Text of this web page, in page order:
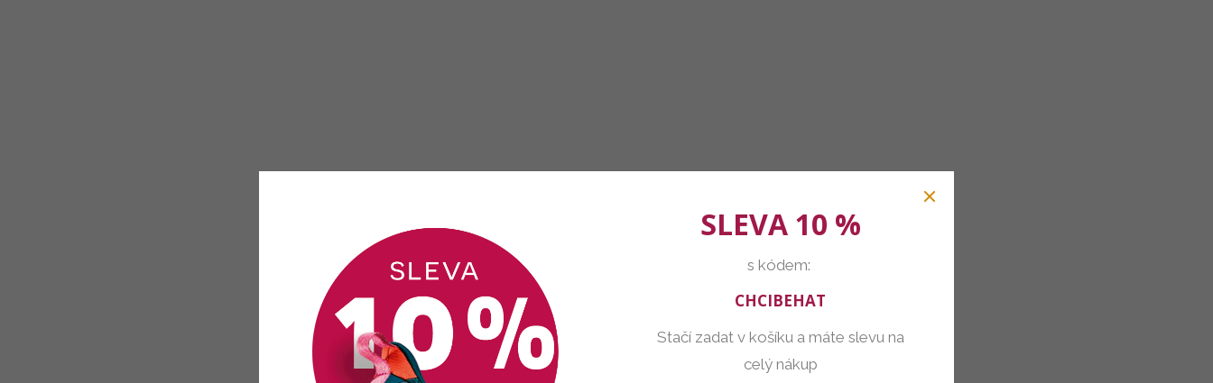
SLEVA 10 %
s kódem:
CHCIBEHAT
Stačí zadat v košíku a máte slevu na
celý nákup